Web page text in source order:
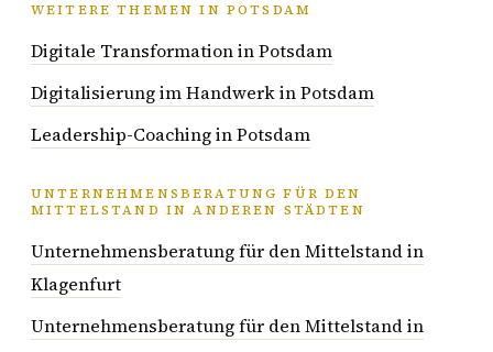
WEITERE THEMEN IN POTSDAM
Digitale Transformation in Potsdam
Digitalisierung im Handwerk in Potsdam
Leadership-Coaching in Potsdam
UNTERNEHMENSBERATUNG FÜR DEN
MITTELSTAND IN ANDEREN STÄDTEN
Unternehmensberatung für den Mittelstand in
Klagenfurt
Unternehmensberatung für den Mittelstand in